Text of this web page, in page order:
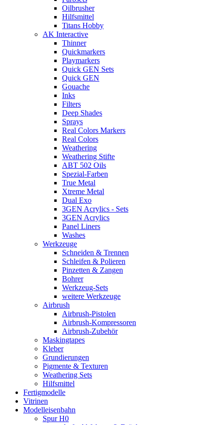
Oilbrusher
Hilfsmittel
Titans Hobby
AK Interactive
Thinner
Quickmarkers
Playmarkers
Quick GEN Sets
Quick GEN
Gouache
Inks
Filters
Deep Shades
Sprays
Real Colors Markers
Real Colors
Weathering
Weathering Stifte
ABT 502 Oils
Spezial-Farben
True Metal
Xtreme Metal
Dual Exo
3GEN Acrylics - Sets
3GEN Acrylics
Panel Liners
Washes
Werkzeuge
Schneiden & Trennen
Schleifen & Polieren
Pinzetten & Zangen
Bohrer
Werkzeug-Sets
weitere Werkzeuge
Airbrush
Airbrush-Pistolen
Airbrush-Kompressoren
Airbrush-Zubehör
Maskingtapes
Kleber
Grundierungen
Pigmente & Texturen
Weathering Sets
Hilfsmittel
Fertigmodelle
Vitrinen
Modelleisenbahn
Spur H0